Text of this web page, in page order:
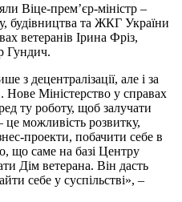
Віце-прем’єр-міністр –
будівництва та ЖКГ України
ветеранів Ірина Фріз,
Гундич.
з децентралізації, але і за
Нове Міністерство у справах
ту роботу, щоб залучати
це можливість розвитку,
проекти, побачити себе в
що саме на базі Центру
Дім ветерана. Він дасть
себе у суспільстві», –